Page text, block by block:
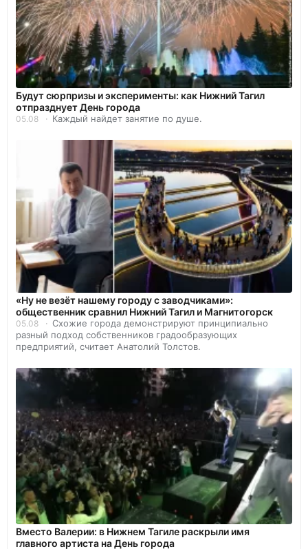
Будут сюрпризы и эксперименты: как Нижний Тагил
отпразднует День города
05.08 Каждый найдет занятие по душе.
«Ну не везёт нашему городу с заводчиками»:
общественник сравнил Нижний Тагил и Магнитогорск
05.08
Схожие города демонстрируют принципиально
разный подход собственников градообразующих
предприятий, считает Анатолий Толстов.
Вместо Валерии: в Нижнем Тагиле раскрыли имя
главного артиста на День города